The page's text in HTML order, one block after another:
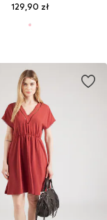
129,90 zł